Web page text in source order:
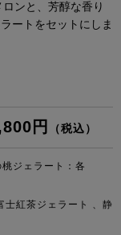
ンと、芳醇な香り
ートをセットにしま
円 （税込）
ジェラート：各
士紅茶ジェラート 、静